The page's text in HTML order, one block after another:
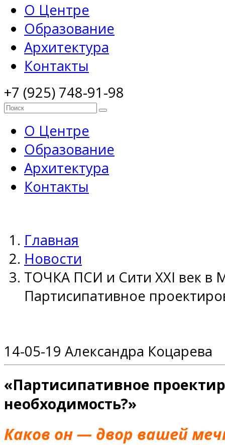
О Центре
Образование
Архитектура
Контакты
+7 (925) 748-91-98
О Центре
Образование
Архитектура
Контакты
Главная
Новости
ТОЧКА ПСИ и Сити XXI век в
Партисипативное
14-05-19 Александра Коцарева
«Партисипативное
необходимость?»
Каков он — двор вашей